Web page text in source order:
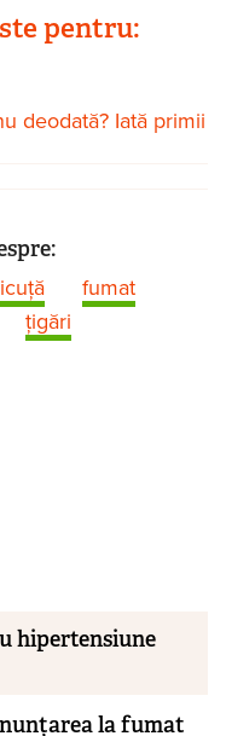
pentru:
deodată? Iată primii
fumat
ţigări
hipertensiune
la fumat